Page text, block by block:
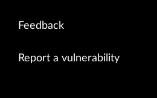
Feedback
Report a vulnerability